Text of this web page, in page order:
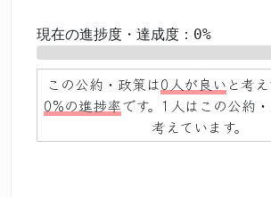
現在の進捗度・達成度：0%
この公約・政策は0人が良い と考
0%の進捗率です。1人はこの公約
考えています。